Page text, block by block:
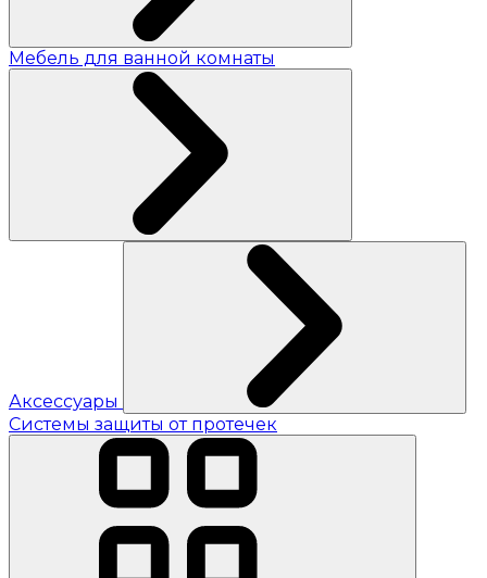
Мебель для ванной комнаты
Аксессуары
Системы защиты от протечек